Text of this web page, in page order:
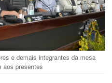
e demais integrantes da mesa
aos presentes